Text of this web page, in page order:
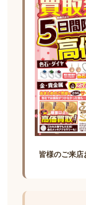
皆様のご来店